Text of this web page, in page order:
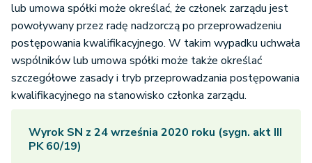
lub umowa spółki może określać, że członek zarządu jest
powoływany przez radę nadzorczą po przeprowadzeniu
postępowania kwalifikacyjnego. W takim wypadku uchwała
wspólników lub umowa spółki może także określać
szczegółowe zasady i tryb przeprowadzania postępowania
kwalifikacyjnego na stanowisko członka zarządu.
Wyrok SN z 24 września 2020 roku (sygn. akt III
PK 60/19)